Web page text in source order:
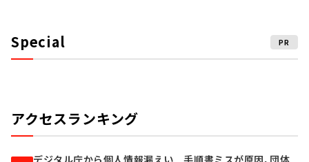
Special PR
アクセスランキング